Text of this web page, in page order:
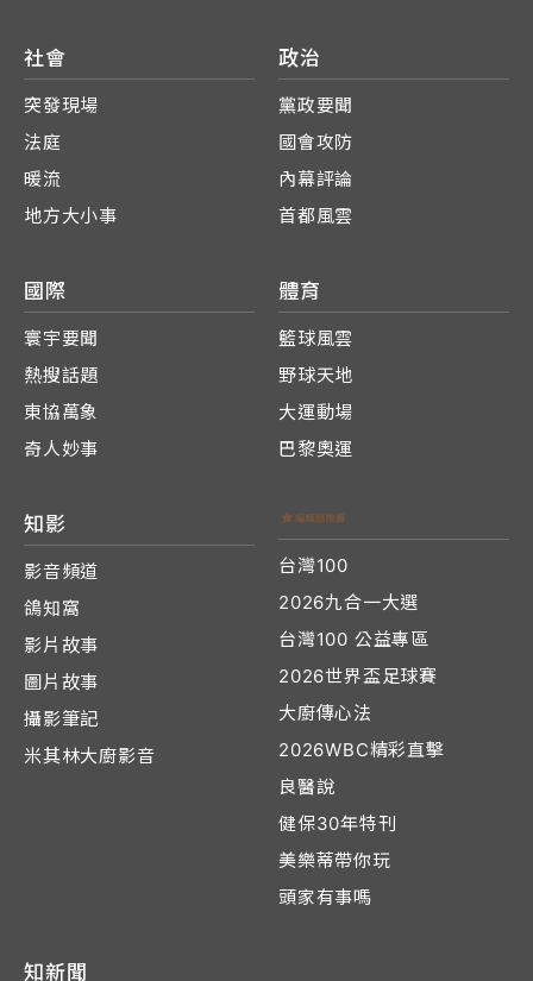
社會
突發現場
法庭
暖流
地方大小事
政治
黨政要聞
國會攻防
內幕評論
首都風雲
國際
寰宇要聞
熱搜話題
東協萬象
奇人妙事
體育
籃球風雲
野球天地
大運動場
巴黎奧運
知影
影音頻道
鴿知窩
影片故事
圖片故事
攝影筆記
米其林大廚影音
台灣100
2026九合一大選
台灣100 公益專區
2026世界盃足球賽
大廚傳心法
2026WBC精彩直擊
良醫說
健保30年特刊
美樂蒂帶你玩
頭家有事嗎
知新聞